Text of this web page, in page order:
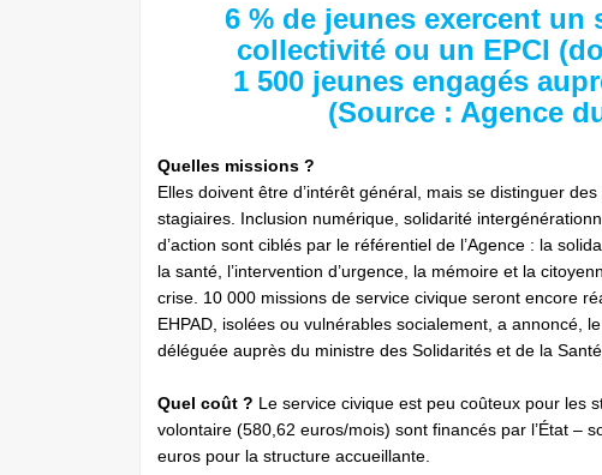
6 % de jeunes exercent
collectivité ou un EPCI
1 500 jeunes engagés
(Source : Agence
Quelles missions ?
Elles doivent être d’intérêt général, mais se distinguer
stagiaires. Inclusion numérique, solidarité
d’action sont ciblés par le référentiel de l’Agence : la
la santé, l’intervention d’urgence, la mémoire et la
crise. 10 000 missions de service civique seront encore
EHPAD, isolées ou vulnérables socialement, a annoncé, le
déléguée auprès du ministre des Solidarités et de la
Quel coût ? Le service civique est peu coûteux pour les
volontaire (580,62 euros/mois) sont financés par l’État –
euros pour la structure accueillante.